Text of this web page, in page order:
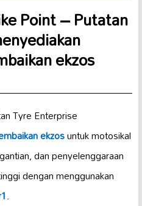
Point – Putatan
ekzos
Tyre Enterprise
ekzosuntuk motosikal
dan penyelenggaraan
dengan menggunakan
.